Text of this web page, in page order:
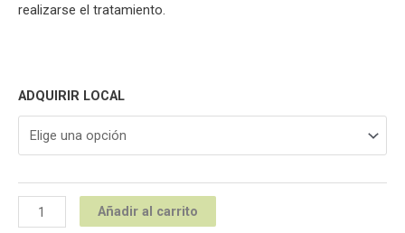
realizarse el tratamiento.
ADQUIRIR LOCAL
Añadir al carrito